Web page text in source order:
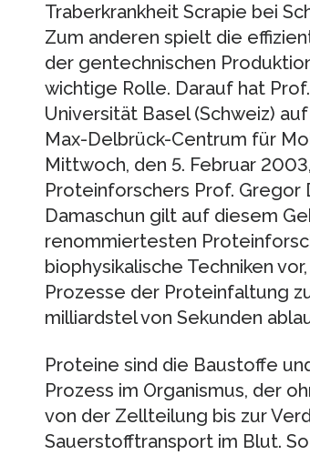
Traberkrankheit Scrapie bei
Zum anderen spielt die
der gentechnischen
wichtige Rolle. Darauf hat
Universität Basel (Schweiz)
Max-Delbrück-Centrum für
Mittwoch, den 5. Februar
Proteinforschers Prof. Gregor
Damaschun gilt auf diesem
renommiertesten
biophysikalische Techniken
Prozesse der Proteinfaltung
milliardstel von Sekunden
Proteine sind die Baustoffe
Prozess im Organismus, der
von der Zellteilung bis zur
Sauerstofftransport im Blut.